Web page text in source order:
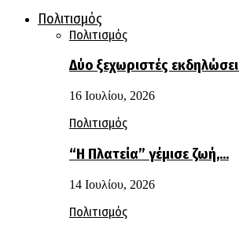
Πολιτισμός
Πολιτισμός
Δύο ξεχωριστές
16 Ιουλίου, 2026
Πολιτισμός
“Η Πλατεία” γέμισε ζωή,…
14 Ιουλίου, 2026
Πολιτισμός